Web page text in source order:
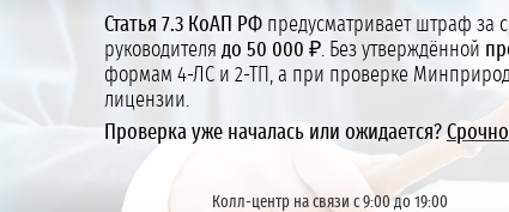
Статья 7.3 КоАП РФ предусматривает штраф за
руководителя до 50 000 ₽. Без утверждённой
формам 4-ЛС и 2-ТП, а при проверке
лицензии.
Проверка уже началась или ожидается?
Колл-центр на связи с 9:00 до 19:00